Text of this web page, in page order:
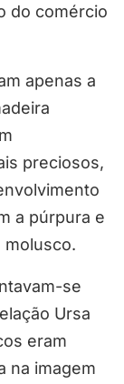
do comércio
apenas a
preciosos,
a púrpura e
molusco.
se
Ursa
eram
na imagem